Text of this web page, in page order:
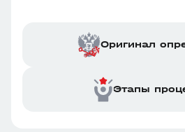
Оригинал
Этапы